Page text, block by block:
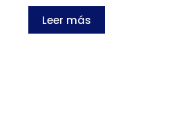
Leer más